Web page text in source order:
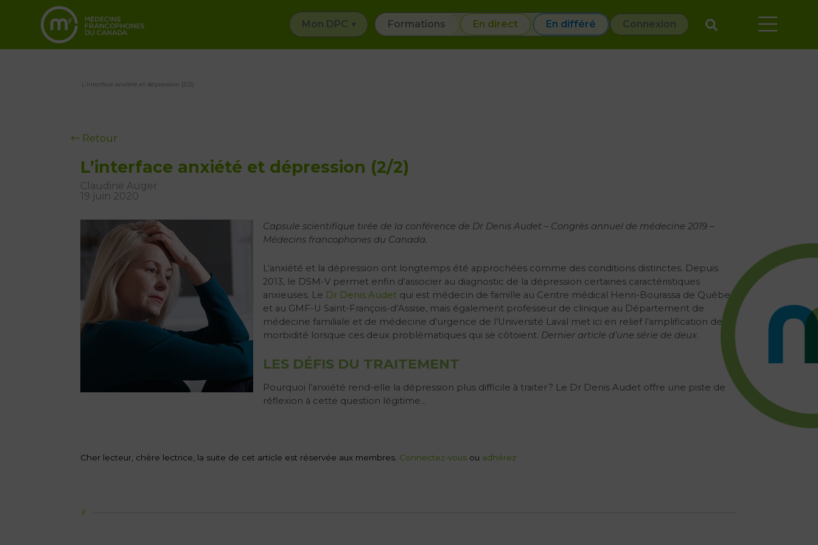
Mon DPC Formations En direct En différé Connexion
L’interface anxiété et dépression (2/2)
Retour
L’interface anxiété et dépression (2/2)
Claudine Auger
19 juin 2020
Capsule scientifique tirée de la conférence de Dr Denis Audet – Congrès annuel de médecine 2019 –
Médecins francophones du Canada.
L’anxiété et la dépression ont longtemps été approchées comme des conditions distinctes. Depuis
2013, le DSM-V permet enfin d’associer au diagnostic de la dépression certaines caractéristiques
anxieuses. Le Dr Denis Audet qui est médecin de famille au Centre médical Henri-Bourassa de Québec
et au GMF-U Saint-François-d’Assise, mais également professeur de clinique au Département de
médecine familiale et de médecine d’urgence de l’Université Laval met ici en relief l’amplification de la
morbidité lorsque ces deux problématiques qui se côtoient. Dernier article d’une série de deux.
LES DÉFIS DU TRAITEMENT
Pourquoi l’anxiété rend-elle la dépression plus difficile à traiter ? Le Dr Denis Audet offre une piste de
réflexion à cette question légitime…
Cher lecteur, chère lectrice, la suite de cet article est réservée aux membres. Connectez-vous ou adhérez